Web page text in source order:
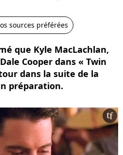
sources préférées
que Kyle MacLachlan,
Cooper dans « Twin
dans la suite de la
préparation.